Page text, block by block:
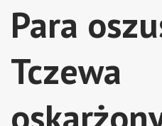
Para
Tczewa